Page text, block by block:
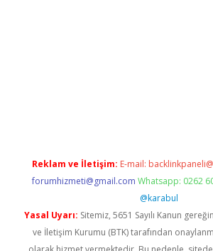
Reklam ve İletişim: E-mail:
forumhizmeti@gmail.com Whatsapp: 0262
@karabul
Yasal Uyarı: Sitemiz, 5651 Sayılı Kanun
ve İletişim Kurumu (BTK) tarafından